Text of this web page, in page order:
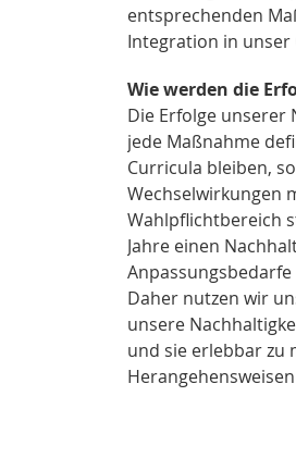
entsprechenden
Integration in
Wie werden die
Die Erfolge
jede Maßnahme
Curricula bleiben,
Wechselwirkungen
Wahlpflichtbereich
Jahre einen
Daher nutzen wir
unsere
und sie erlebbar zu